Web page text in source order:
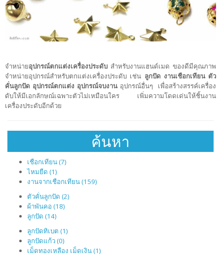
จำหน่ายอุปกรณ์ตกแต่งเครื่องประดับ สำหรับงานแฮนด์เมด ของดีมีคุณภาพ
จำหน่ายอุปกรณ์สำหรับตกแต่งเครื่องประดับ เช่น ลูกปัด งานเชือกเทียน ตัว
คั่นลูกปัด อุปกรณ์ตกแต่ง อุปกรณ์จบงานอุปกรณ์อื่นๆ เพื่อสร้างสรรค์เครื่อง
ดับให้มีเอกลักษณ์เฉพาะตัวไม่เหมือนใคร เพิ่มความโดดเด่นให้ชิ้นงาน
เครื่องประดับอีกด้วย
ค้นหา
เชือกเทียน (7)
ไหมยืด (1)
งานจากเชือกเทียน (159)
ตัวคั่นลูกปัด (2)
ผ้าพันคอ (18)
ลูกปัด (14)
ลูกปัดทิเบต (1)
ลูกปัดแก้ว (0)
เม็ดทองเหลือง เม็ดเงิน (1)